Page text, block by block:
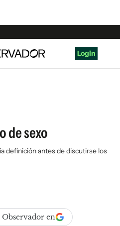
Login
de sexo
definición antes de discutirse los
en